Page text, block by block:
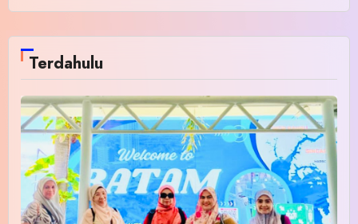
Terdahulu